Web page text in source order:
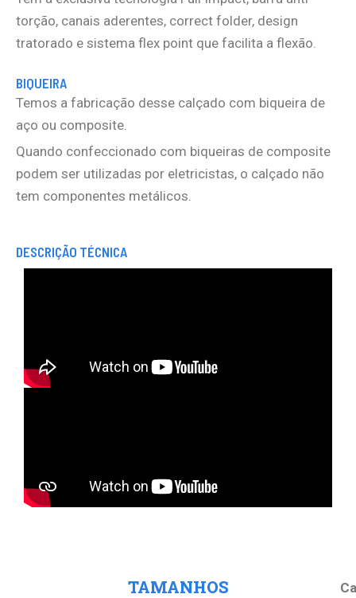
torção, canais aderentes, correct folder, design
tratorado e sistema flex point que facilita a flexão.
BIQUEIRA
Temos a fabricação desse calçado com biqueira de
aço ou composite.
Quando confeccionado com biqueiras de composite
podem ser utilizadas por eletricistas, o calçado não
tem componentes metálicos.
DESCRIÇÃO TÉCNICA
TAMANHOS